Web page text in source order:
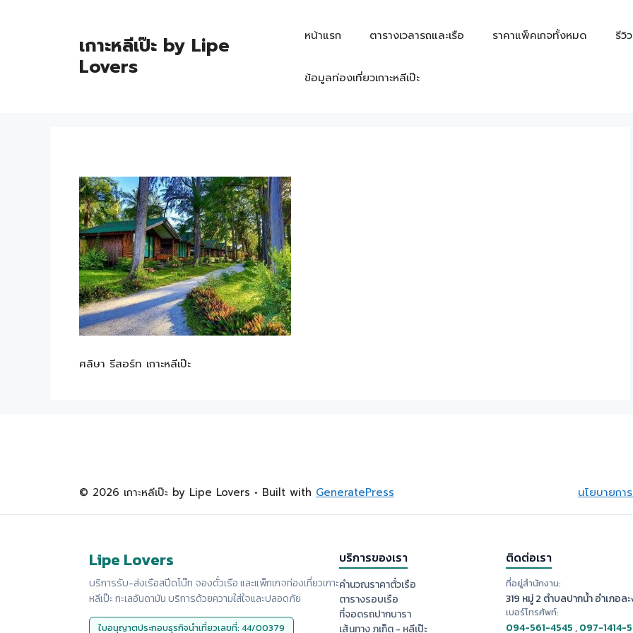
เกาะหลีเป๊ะ by Lipe
Lovers
หน้าแรก ตารางเวลารถและเรือ ราคาแพ็คเกจทั้งหมด รีวิ
ข้อมูลท่องเที่ยวเกาะหลีเป๊ะ
ศลิษา รีสอร์ท เกาะหลีเป๊ะ
นโยบายกา
© 2026 เกาะหลีเป๊ะ by Lipe Lovers • Built with GeneratePress
Lipe Lovers
บริการรับ-ส่งเรือสปีดโบ๊ท จองตั๋วเรือ และแพ็กเกจท่องเที่ยวเกาะ
หลีเป๊ะ ทะเลอันดามัน บริการด้วยความใส่ใจและปลอดภัย
ใบอนุญาตประกอบธุรกิจนำเที่ยวเลขที่: 44/00379
บริการของเรา
คำนวณราคาตั๋วเรือ
ตารางรอบเรือ
ที่จอดรถปากบารา
เส้นทาง ภูเก็ต - หลีเป๊ะ
ติดต่อเรา
ที่อยู่สำนักงาน:
319 หมู่ 2 ตำบลปากน้ำ อำเภอล
เบอร์โทรศัพท์:
094-561-4545,097-1414-